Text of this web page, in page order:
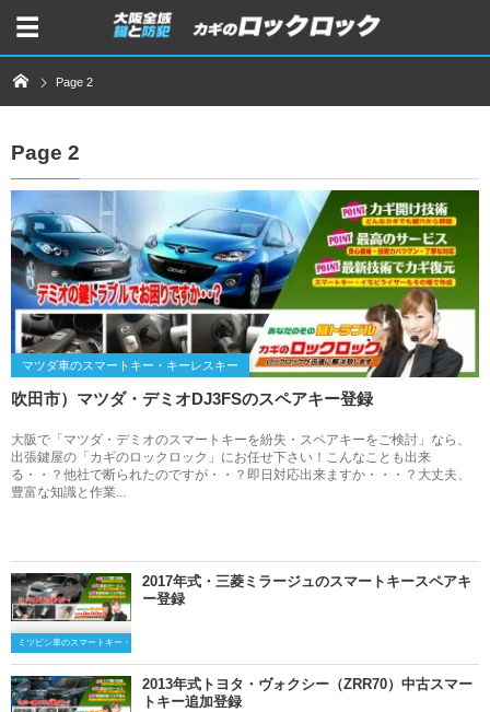
Page 2
Page 2
マツダ車のスマートキー・キーレスキー
吹田市）マツダ・デミオDJ3FSのスペアキー登録
大阪で「マツダ・デミオのスマートキーを紛失・スペアキーをご検討」なら、
出張鍵屋の「カギのロックロック」にお任せ下さい！こんなことも出来
る・・？他社で断られたのですが・・？即日対応出来ますか・・・？大丈夫、
豊富な知識と作業...
ミツビシ車のスマートキー・キーレスキー
2017年式・三菱ミラージュのスマートキースペアキ
ー登録
2013年式トヨタ・ヴォクシー（ZRR70）中古スマー
トキー追加登録